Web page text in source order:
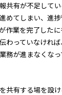
共有が不足して
めてしまい、進
作業を完了した
わっていなけれ
務が進まなくなっ
共有する場を設け